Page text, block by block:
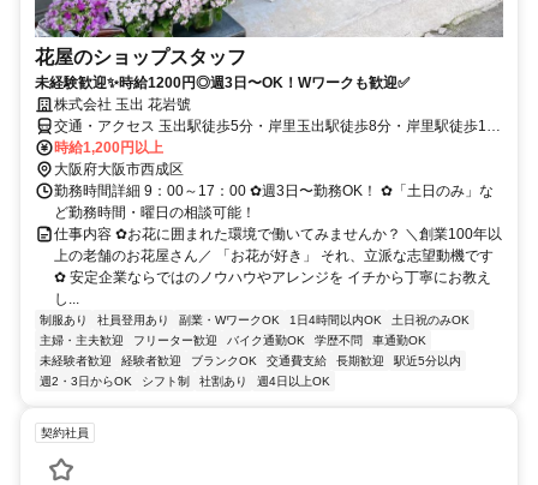
花屋のショップスタッフ
未経験歓迎✨時給1200円◎週3日〜OK！Wワークも歓迎✅
株式会社 玉出 花岩號
交通・アクセス 玉出駅徒歩5分・岸里玉出駅徒歩8分・岸里駅徒歩12
分・天下茶屋駅から車で5分・難波駅から車で15分・大阪駅から車で
15分
時給1,200円以上
大阪府大阪市西成区
勤務時間詳細 9：00～17：00 ✿週3日〜勤務OK！ ✿「土日のみ」な
ど勤務時間・曜日の相談可能！
仕事内容 ✿お花に囲まれた環境で働いてみませんか？ ＼創業100年以
上の老舗のお花屋さん／ 「お花が好き」 それ、立派な志望動機です
✿ 安定企業ならではのノウハウやアレンジを イチから丁寧にお教え
し...
制服あり 社員登用あり 副業・WワークOK 1日4時間以内OK
土日祝のみOK
主婦・主夫歓迎
フリーター歓迎 バイク通勤OK 学歴不問
車通勤OK
未経験者歓迎
経験者歓迎 ブランクOK 交通費支給 長期歓迎
駅近5分以内
週2・3日からOK
シフト制 社割あり 週4日以上OK
契約社員